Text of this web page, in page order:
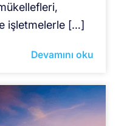
işletmelerle […]
Devamını oku